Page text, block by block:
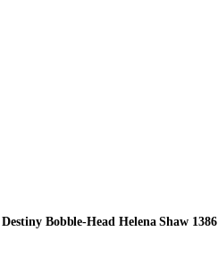
Bobble-Head Helena Shaw 1386